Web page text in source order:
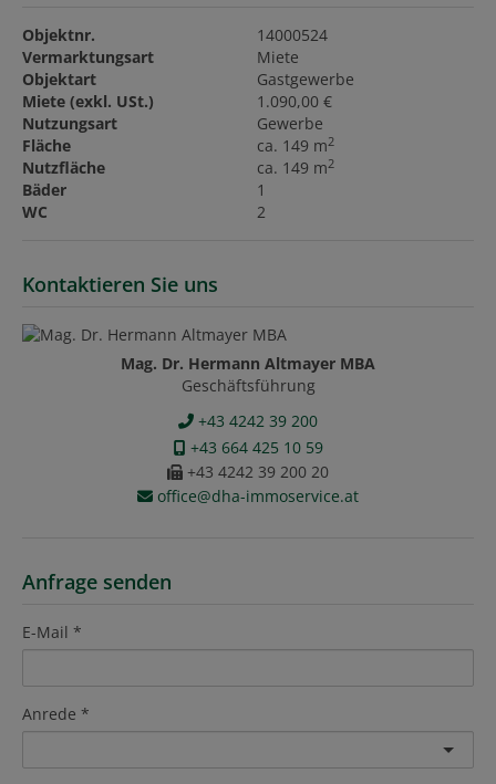
Objektnr.
14000524
Vermarktungsart
Miete
Objektart
Gastgewerbe
Miete (exkl. USt.)
1.090,00 €
Nutzungsart
Gewerbe
Fläche
ca. 149 m2
Nutzfläche ca. 149 m2
Bäder
1
WC
2
Kontaktieren Sie uns
Mag. Dr. Hermann Altmayer MBA
Geschäftsführung
+43 4242 39 200
+43 664 425 10 59
+43 4242 39 200 20
office@dha-immoservice.at
Anfrage senden
E-Mail
Anrede